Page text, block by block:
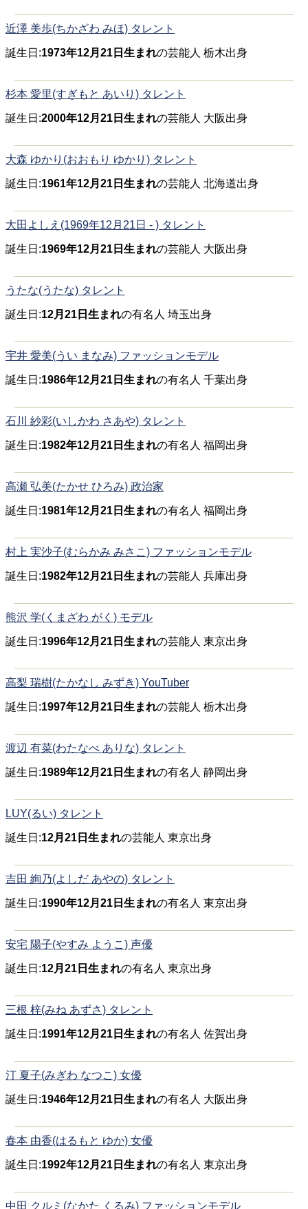
近澤 美歩(ちかざわ みほ) タレント
誕生日:1973年12月21日生まれの芸能人 栃木出身
杉本 愛里(すぎもと あいり) タレント
誕生日:2000年12月21日生まれの芸能人 大阪出身
大森 ゆかり(おおもり ゆかり) タレント
誕生日:1961年12月21日生まれの芸能人 北海道出身
大田よしえ(1969年12月21日 - ) タレント
誕生日:1969年12月21日生まれの芸能人 大阪出身
うたな(うたな) タレント
誕生日:12月21日生まれの有名人 埼玉出身
宇井 愛美(うい まなみ) ファッションモデル
誕生日:1986年12月21日生まれの有名人 千葉出身
石川 紗彩(いしかわ さあや) タレント
誕生日:1982年12月21日生まれの有名人 福岡出身
高瀬 弘美(たかせ ひろみ) 政治家
誕生日:1981年12月21日生まれの有名人 福岡出身
村上 実沙子(むらかみ みさこ) ファッションモデル
誕生日:1982年12月21日生まれの芸能人 兵庫出身
熊沢 学(くまざわ がく) モデル
誕生日:1996年12月21日生まれの芸能人 東京出身
高梨 瑞樹(たかなし みずき) YouTuber
誕生日:1997年12月21日生まれの芸能人 栃木出身
渡辺 有菜(わたなべ ありな) タレント
誕生日:1989年12月21日生まれの有名人 静岡出身
LUY(るい) タレント
誕生日:12月21日生まれの芸能人 東京出身
吉田 絢乃(よしだ あやの) タレント
誕生日:1990年12月21日生まれの有名人 東京出身
安宅 陽子(やすみ ようこ) 声優
誕生日:12月21日生まれの有名人 東京出身
三根 梓(みね あずさ) タレント
誕生日:1991年12月21日生まれの有名人 佐賀出身
汀 夏子(みぎわ なつこ) 女優
誕生日:1946年12月21日生まれの有名人 大阪出身
春本 由香(はるもと ゆか) 女優
誕生日:1992年12月21日生まれの有名人 東京出身
中田 クルミ(なかた くるみ) ファッションモデル